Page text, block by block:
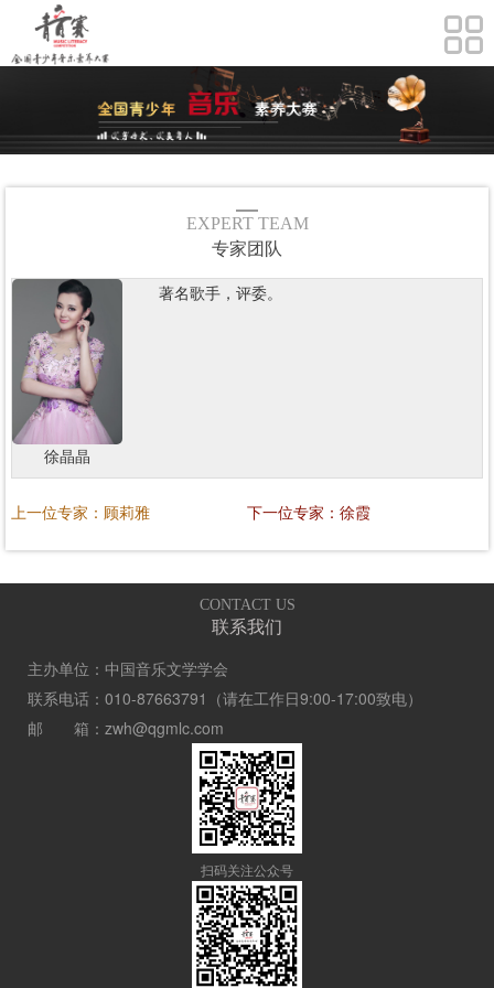
EXPERT TEAM
专家团队
徐晶晶
著名歌手，评委。
上一位专家：顾莉雅 下一位专家：徐霞
CONTACT US
联系我们
主办单位：中国音乐文学学会
联系电话：010-87663791（请在工作日9:00-17:00致电）
邮 箱：zwh@qgmlc.com
扫码关注公众号